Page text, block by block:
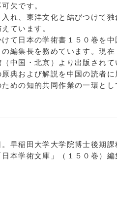
欠です。
れ、東洋文化と結びつけて独
ています。
て日本の学術書１５０巻を中
編集長を務めています。現在
中国・北京）より出版され
典および解説を中国の読者
めの知的共同作業の一環と
早稲田大学大学院博士後期
本学術文庫」（１５０巻）